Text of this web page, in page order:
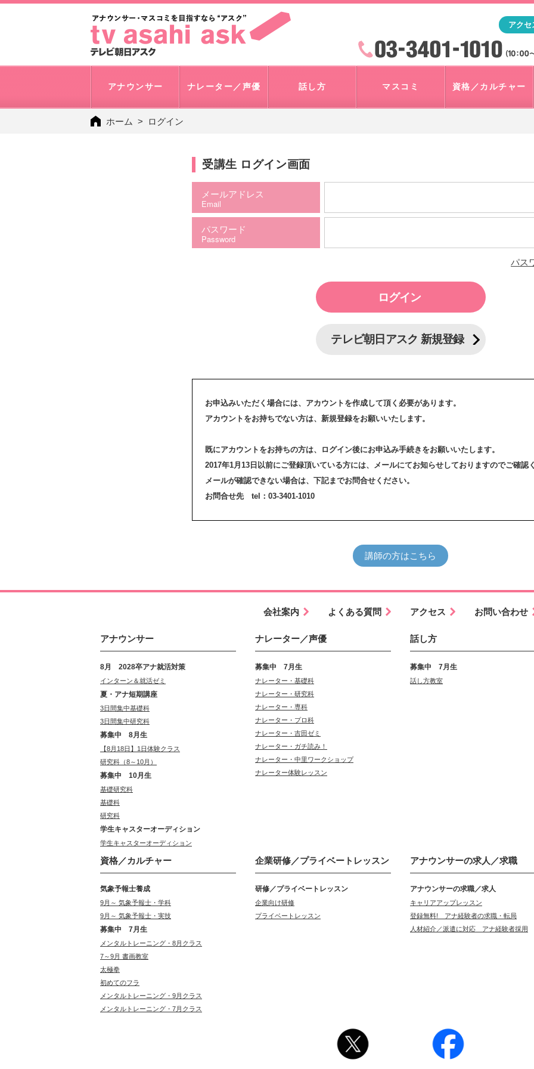
「アナウンサー・マスコミを目指すなら"アスク"」テレビ
アクセ
検索
アナウンサー ナレーター／声優 話し方 マスコミ 資格／カルチャー
ホーム ログイン
受講生 ログイン画面
メールアドレス
Email
パスワード
Password
パス
テレビ朝日アスク 新規登録
お申込みいただく場合には、アカウントを作成して頂く必要があります。
アカウントをお持ちでない方は、新規登録をお願いいたします。
既にアカウントをお持ちの方は、ログイン後にお申込み手続きをお願いいたします。
2017年1月13日以前にご登録頂いている方には、メールにてお知らせしておりますのでご確認
メールが確認できない場合は、下記までお問合せください。
お問合せ先 tel：03-3401-1010
講師の方はこちら
会社案内 よくある質問 アクセス お問い合わせ
アナウンサー
8月 2028卒アナ就活対策
インターン＆就活ゼミ
夏・アナ短期講座
3日間集中基礎科
3日間集中研究科
募集中 8月生
【8月18日】1日体験クラス
研究科（8～10月）
募集中 10月生
基礎研究科
基礎科
研究科
学生キャスターオーディション
学生キャスターオーディション
ナレーター／声優
募集中 7月生
ナレーター・基礎科
ナレーター・研究科
ナレーター・専科
ナレーター・プロ科
ナレーター・吉田ゼミ
ナレーター・ガチ読み！
ナレーター・中里ワークショップ
ナレーター体験レッスン
話し方
募集中 7月生
話し方教室
資格／カルチャー
気象予報士養成
9月～ 気象予報士・学科
9月～ 気象予報士・実技
募集中 7月生
メンタルトレーニング・8月クラス
7～9月 書画教室
太極拳
初めてのフラ
メンタルトレーニング・9月クラス
メンタルトレーニング・7月クラス
企業研修／プライベートレッスン
研修／プライベートレッスン
企業向け研修
プライベートレッスン
アナウンサーの求人／求職
アナウンサーの求職／求人
キャリアアップレッスン
登録無料! アナ経験者の求職・転局
人材紹介／派遣に対応 アナ経験者採用